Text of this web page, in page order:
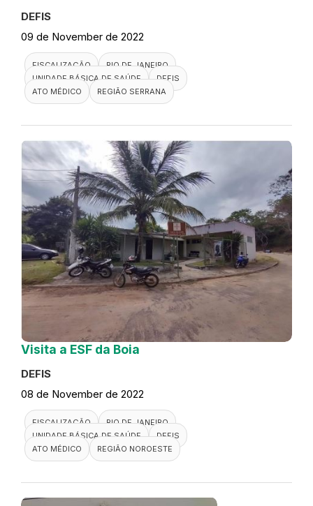
DEFIS
09 de November de 2022
FISCALIZAÇÃO
RIO DE JANEIRO
UNIDADE BÁSICA DE SAÚDE
DEFIS
ATO MÉDICO
REGIÃO SERRANA
Visita a ESF da Boia
DEFIS
08 de November de 2022
FISCALIZAÇÃO
RIO DE JANEIRO
UNIDADE BÁSICA DE SAÚDE
DEFIS
ATO MÉDICO
REGIÃO NOROESTE